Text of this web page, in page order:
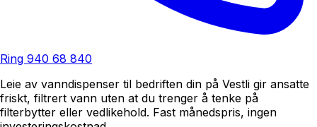
Ring 940 68 840
Leie av vanndispenser til bedriften din på Vestli gir ansatte
friskt, filtrert vann uten at du trenger å tenke på
filterbytter eller vedlikehold. Fast månedspris, ingen